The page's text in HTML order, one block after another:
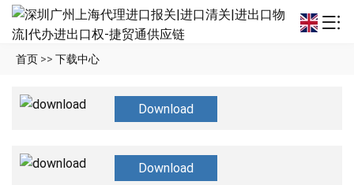
首页 >> 下载中心
质保说明书
Download
维修说明书
Download